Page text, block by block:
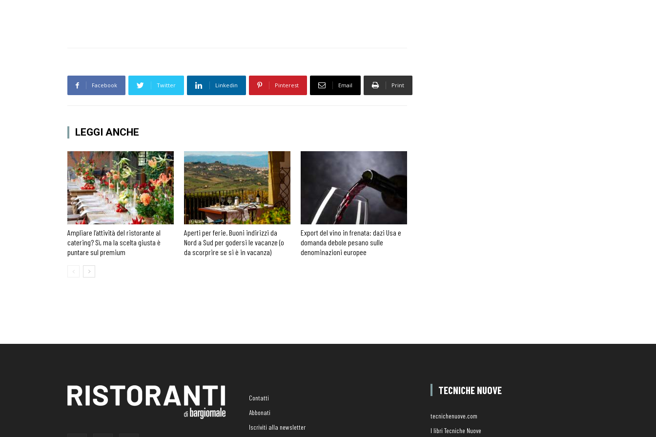
Facebook Twitter Linkedin Pinterest Email Print
LEGGI ANCHE
Ampliare l’attività del ristorante al
catering? Sì, ma la scelta giusta è
puntare sul premium
Aperti per ferie. Buoni indirizzi da
Nord a Sud per godersi le vacanze (o
da scorprire se si è in vacanza)
Export del vino in frenata: dazi Usa e
domanda debole pesano sulle
denominazioni europee
Contatti
Abbonati
Iscriviti alla newsletter
TECNICHE NUOVE
tecnichenuove.com
I libri Tecniche Nuove